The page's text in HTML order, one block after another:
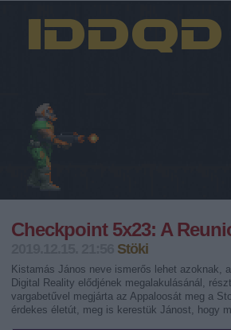
Checkpoint 5x23: A
Stöki
Kistamás János neve ismerős lehet azoknak,
Digital Reality elődjének megalakulásánál,
vargabetűvel megjárta az Appaloosát meg a
érdekes életút, meg is kerestük Jánost, hogy